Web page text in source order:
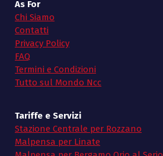
As For
Chi Siamo
Contatti
Privacy Policy
FAQ
Termini e Condizioni
Tutto sul Mondo Ncc
Tariffe e Servizi
Stazione Centrale per Rozzano
Malpensa per Linate